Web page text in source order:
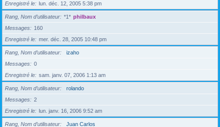
Enregistré le
lun. déc. 12, 2005 5:38 pm
Rang, Nom d’utilisateur *1* philbaux
Messages
160
Enregistré le
mer. déc. 28, 2005 10:48 pm
Rang, Nom d’utilisateur
izaho
Messages
0
Enregistré le
sam. janv. 07, 2006 1:13 am
Rang, Nom d’utilisateur
rolando
Messages
2
Enregistré le
lun. janv. 16, 2006 9:52 am
Rang, Nom d’utilisateur
Juan Carlos